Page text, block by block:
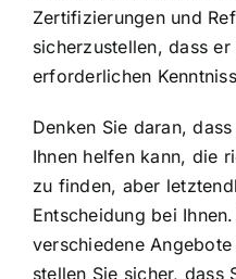
Zertifizierungen und
sicherzustellen, dass
erforderlichen
Denken Sie daran,
Ihnen helfen kann, die
zu finden, aber
Entscheidung bei
verschiedene
stellen Sie sicher, dass